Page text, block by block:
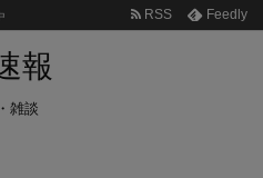
報
RSS Feedly
雑談